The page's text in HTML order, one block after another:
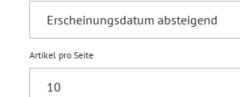
Artikel pro Seite